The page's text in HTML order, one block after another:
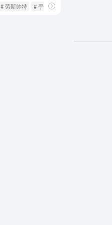
# 劳斯帅特 # 手拿包厂家